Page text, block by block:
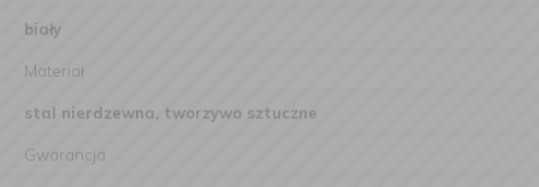
biały
Materiał
stal nierdzewna, tworzywo sztuczne
Gwarancja